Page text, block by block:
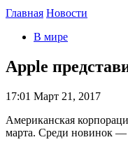
Главная Новости
В мире
Apple
17:01 Март 21, 2017
Американская
марта. Среди новинок —